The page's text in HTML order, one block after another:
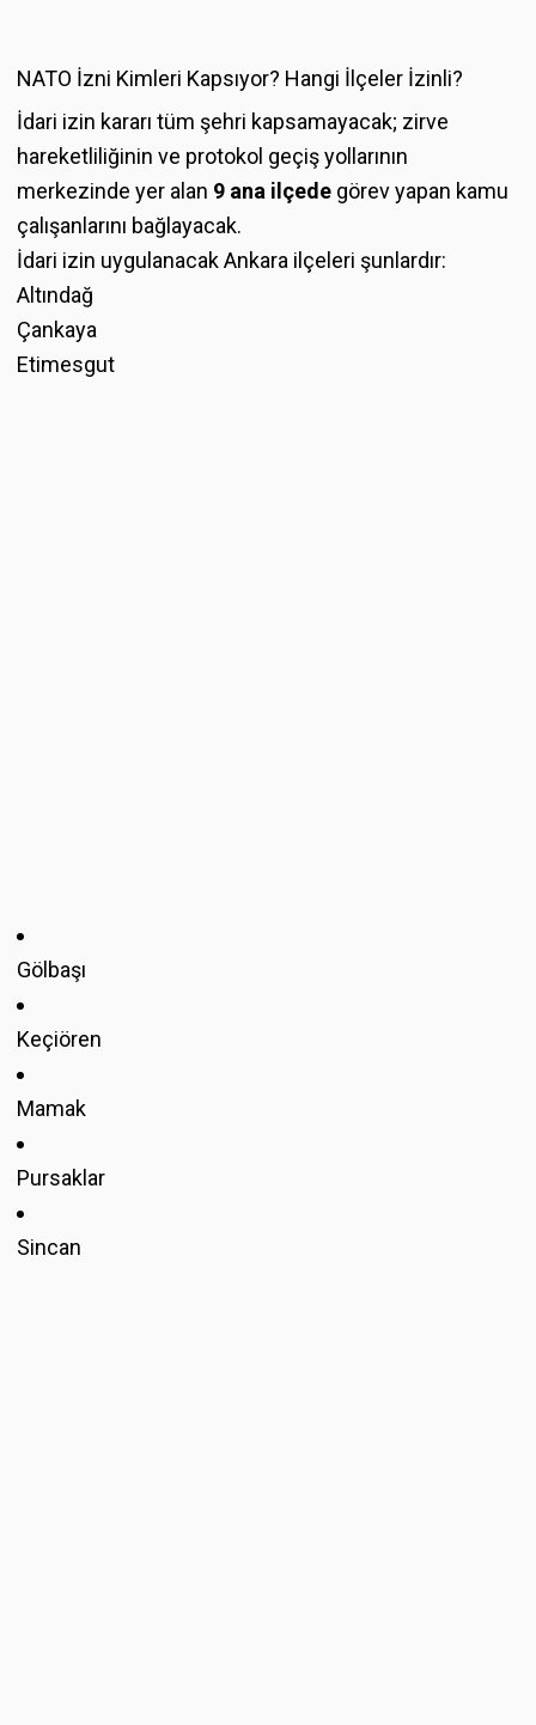
NATO İzni Kimleri Kapsıyor? Hangi İlçeler İzinli?
İdari izin kararı tüm şehri kapsamayacak; zirve
hareketliliğinin ve protokol geçiş yollarının
merkezinde yer alan 9 ana ilçede görev yapan kamu
çalışanlarını bağlayacak.
İdari izin uygulanacak Ankara ilçeleri şunlardır:
Altındağ
Çankaya
Etimesgut
Gölbaşı
Keçiören
Mamak
Pursaklar
Sincan